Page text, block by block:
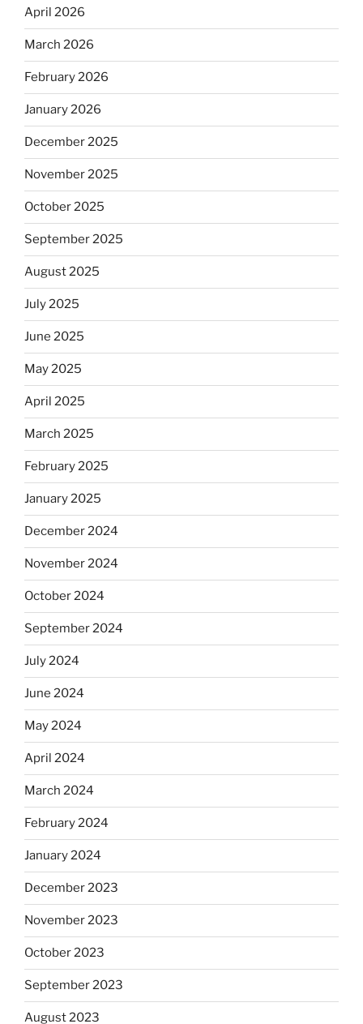
April 2026
March 2026
February 2026
January 2026
December 2025
November 2025
October 2025
September 2025
August 2025
July 2025
June 2025
May 2025
April 2025
March 2025
February 2025
January 2025
December 2024
November 2024
October 2024
September 2024
July 2024
June 2024
May 2024
April 2024
March 2024
February 2024
January 2024
December 2023
November 2023
October 2023
September 2023
August 2023